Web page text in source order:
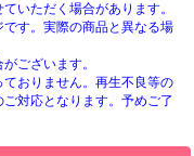
いただく場合があります。
す。実際の商品と異なる場
ございます。
おりません。再生不良等の
対応となります。予めご了